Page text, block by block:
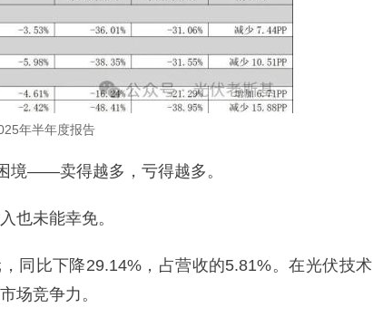
年半年度报告
境——卖得越多，亏得越多。
也未能幸免。
同比下降29.14%，占营收的5.81%。在光伏技术
场竞争力。